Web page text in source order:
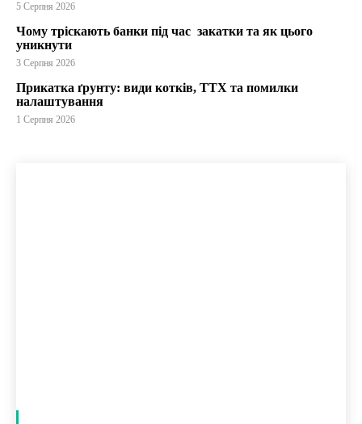
5 Серпня 2026
Чому тріскають банки під час закатки та як цього
уникнути
3 Серпня 2026
Прикатка ґрунту: види котків, ТТХ та помилки
налаштування
1 Серпня 2026